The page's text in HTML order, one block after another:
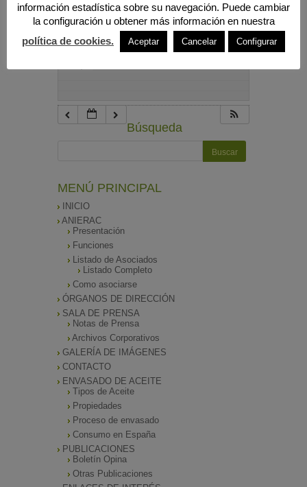
10:00 pm
Búsqueda
MENÚ PRINCIPAL
INICIO
ANIERAC
Presentación
Funciones
Listado de Asociados
Listado Completo
Como asociarse
ÓRGANOS DE DIRECCIÓN
SALA DE PRENSA
Notas de Prensa
Archivos Corporativos
GALERÍA DE IMÁGENES
CONTACTO
ENVASADO DE ACEITE
Tipos de Aceite
Propiedades
Proceso de envasado
Consumo en España
PUBLICACIONES
Boletín Opina
Otras Publicaciones
información estadística sobre su navegación. Puede cambiar
la configuración u obtener más información en nuestra
política de cookies.
Aceptar Cancelar Configurar